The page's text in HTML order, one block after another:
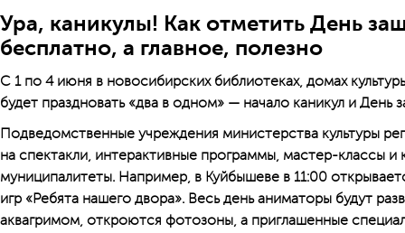
Ура, каникулы! Как отметить День
бесплатно, а главное, полезно
С 1 по 4 июня в новосибирских библиотеках, домах
будет праздновать «два в одном» — начало каникул и День
Подведомственные учреждения министерства культуры
на спектакли, интерактивные программы, мастер-классы и
муниципалитеты. Например, в Куйбышеве в 11:00
игр «Ребята нашего двора». Весь день аниматоры будут
аквагримом, откроются фотозоны, а приглашенные